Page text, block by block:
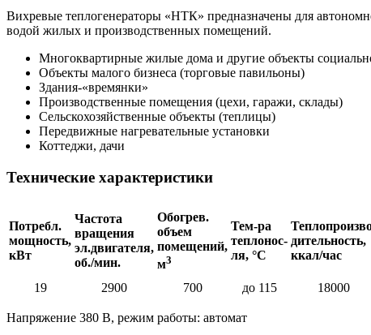
Вихревые теплогенераторы «НТК» предназначены для
водой жилых и производственных помещений.
Многоквартирные жилые дома и другие объекты
Объекты малого бизнеса (торговые павильоны)
Здания-«времянки»
Производственные помещения (цехи, гаражи, склады)
Сельскохозяйственные объекты (теплицы)
Передвижные нагревательные установки
Коттеджи, дачи
Технические характеристики
Потребл.
мощность,
кВт
Частота
вращения
эл.двигателя,
об./мин.
Обогрев.
объем
помещений,
м3
Тем-ра
теплонос-
ля, °C
дительность,
ккал/час
19 2900 700 до 115 18000
Напряжение 380 В, режим работы: автомат